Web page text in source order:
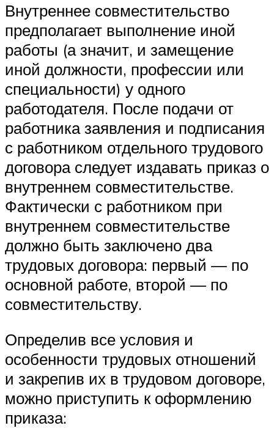
Внутреннее совместительство
предполагает выполнение иной
работы (а значит, и замещение
иной должности, профессии или
специальности) у одного
работодателя. После подачи от
работника заявления и подписания
с работником отдельного трудового
договора следует издавать приказ о
внутреннем совместительстве.
Фактически с работником при
внутреннем совместительстве
должно быть заключено два
трудовых договора: первый — по
основной работе, второй — по
совместительству.
Определив все условия и
особенности трудовых отношений
и закрепив их в трудовом договоре,
можно приступить к оформлению
приказа: